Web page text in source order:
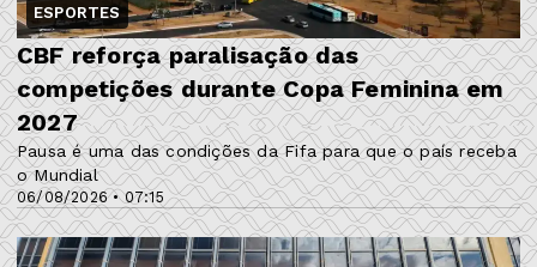
ESPORTES
06/08/2026 • 07:15
CBF reforça paralisação das
competições durante Copa Feminina em
2027
Pausa é uma das condições da Fifa para que o país receba
o Mundial